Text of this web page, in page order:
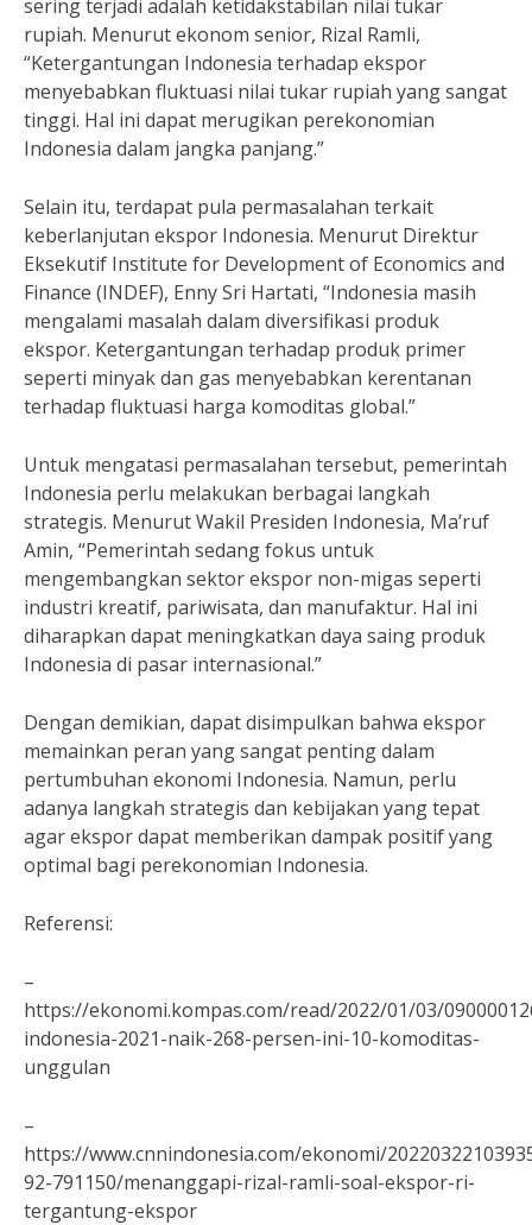
sering terjadi adalah ketidakstabilan nilai tukar
rupiah. Menurut ekonom senior, Rizal Ramli,
“Ketergantungan Indonesia terhadap ekspor
menyebabkan fluktuasi nilai tukar rupiah yang sangat
tinggi. Hal ini dapat merugikan perekonomian
Indonesia dalam jangka panjang.”
Selain itu, terdapat pula permasalahan terkait
keberlanjutan ekspor Indonesia. Menurut Direktur
Eksekutif Institute for Development of Economics and
Finance (INDEF), Enny Sri Hartati, “Indonesia masih
mengalami masalah dalam diversifikasi produk
ekspor. Ketergantungan terhadap produk primer
seperti minyak dan gas menyebabkan kerentanan
terhadap fluktuasi harga komoditas global.”
Untuk mengatasi permasalahan tersebut, pemerintah
Indonesia perlu melakukan berbagai langkah
strategis. Menurut Wakil Presiden Indonesia, Ma’ruf
Amin, “Pemerintah sedang fokus untuk
mengembangkan sektor ekspor non-migas seperti
industri kreatif, pariwisata, dan manufaktur. Hal ini
diharapkan dapat meningkatkan daya saing produk
Indonesia di pasar internasional.”
Dengan demikian, dapat disimpulkan bahwa ekspor
memainkan peran yang sangat penting dalam
pertumbuhan ekonomi Indonesia. Namun, perlu
adanya langkah strategis dan kebijakan yang tepat
agar ekspor dapat memberikan dampak positif yang
optimal bagi perekonomian Indonesia.
Referensi:
–
https://ekonomi.kompas.com/read/2022/01/03/
indonesia-2021-naik-268-persen-ini-10-komoditas-
unggulan
–
https://www.cnnindonesia.com/ekonomi/
92-791150/menanggapi-rizal-ramli-soal-ekspor-ri-
tergantung-ekspor